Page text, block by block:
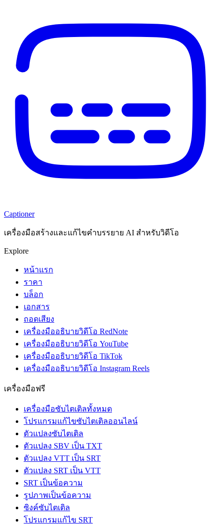
Captioner
เครื่องมือสร้างและแก้ไขคำบรรยาย AI สำหรับวิดีโอ
Explore
หน้าแรก
ราคา
บล็อก
เอกสาร
ถอดเสียง
เครื่องมืออธิบายวิดีโอ RedNote
เครื่องมืออธิบายวิดีโอ YouTube
เครื่องมืออธิบายวิดีโอ TikTok
เครื่องมืออธิบายวิดีโอ Instagram Reels
เครื่องมือฟรี
เครื่องมือซับไตเติลทั้งหมด
โปรแกรมแก้ไขซับไตเติลออนไลน์
ตัวแปลงซับไตเติล
ตัวแปลง SBV เป็น TXT
ตัวแปลง VTT เป็น SRT
ตัวแปลง SRT เป็น VTT
SRT เป็นข้อความ
รูปภาพเป็นข้อความ
ซิงค์ซับไตเติล
โปรแกรมแก้ไข SRT